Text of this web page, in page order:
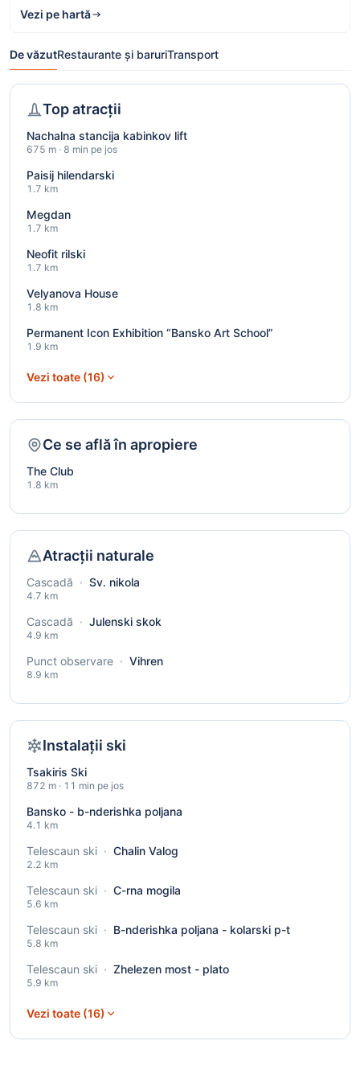
Vezi pe hartă
De văzutRestaurante și baruriTransport
Top atracții
Nachalna stancija kabinkov lift
675 m · 8 min pe jos
Paisij hilendarski
1.7 km
Megdan
1.7 km
Neofit rilski
1.7 km
Velyanova House
1.8 km
Permanent Icon Exhibition “Bansko Art School”
1.9 km
Vezi toate (16)
Ce se află în apropiere
The Club
1.8 km
Atracții naturale
Cascadă · Sv. nikola
4.7 km
Cascadă · Julenski skok
4.9 km
Punct observare · Vihren
8.9 km
Instalații ski
Tsakiris Ski
872 m · 11 min pe jos
Bansko - b-nderishka poljana
4.1 km
Telescaun ski · Chalin Valog
2.2 km
Telescaun ski · C-rna mogila
5.6 km
Telescaun ski · B-nderishka poljana - kolarski p-t
5.8 km
Telescaun ski · Zhelezen most - plato
5.9 km
Vezi toate (16)